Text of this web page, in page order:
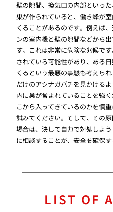
壁の隙間、換気口の内部といっ
巣が作られていると、働き蜂が
くることがあるのです。例えば
ンの室内機と壁の隙間などから
す。これは非常に危険な兆候で
されている可能性があり、ある
くるという最悪の事態も考えら
だけのアシナガバチを見かける
内に巣が営まれていることを強
こから入ってきているのかを慎
試みてください。そして、その
場合は、決して自力で対処しよ
に相談することが、安全を確保す
LIST OF